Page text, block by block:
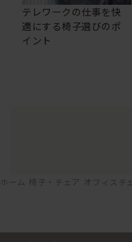
テレワークの仕事を快
適にする椅子選びのポ
イント
ホーム 椅子・チェア オフィスチ